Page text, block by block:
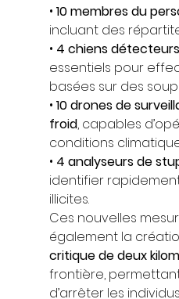
• 10 membres du
incluant des
• 4 chiens
essentiels pour
basées sur des
• 10 drones de
froid, capables
conditions
• 4 analyseurs de
identifier
illicites.
Ces nouvelles
également la
critique de deux
frontière,
d’arrêter les